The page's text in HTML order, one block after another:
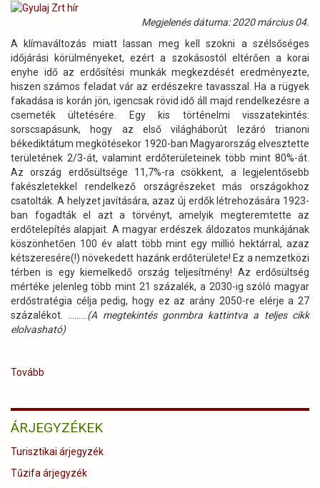
Megjelenés dátuma: 2020 március 04.
A klímaváltozás miatt lassan meg kell szokni a szélsőséges
időjárási körülményeket, ezért a szokásostól eltérően a korai
enyhe idő az erdősítési munkák megkezdését eredményezte,
hiszen számos feladat vár az erdészekre tavasszal. Ha a rügyek
fakadása is korán jön, igencsak rövid idő áll majd rendelkezésre a
csemeték ültetésére. Egy kis történelmi visszatekintés:
sorscsapásunk, hogy az első világháborút lezáró trianoni
békediktátum megkötésekor 1920-ban Magyarország elvesztette
területének 2/3-át, valamint erdőterületeinek több mint 80%-át.
Az ország erdősültsége 11,7%-ra csökkent, a legjelentősebb
fakészletekkel rendelkező országrészeket más országokhoz
csatolták. A helyzet javítására, azaz új erdők létrehozására 1923-
ban fogadták el azt a törvényt, amelyik megteremtette az
erdőtelepítés alapjait. A magyar erdészek áldozatos munkájának
köszönhetően 100 év alatt több mint egy millió hektárral, azaz
kétszeresére(!) növekedett hazánk erdőterülete! Ez a nemzetközi
térben is egy kiemelkedő ország teljesítmény! Az erdősültség
mértéke jelenleg több mint 21 százalék, a 2030-ig szóló magyar
erdőstratégia célja pedig, hogy ez az arány 2050-re elérje a 27
százalékot. ......... (A megtekintés gonmbra kattintva a teljes cikk
elolvasható)
Tovább
faültetési
a
Gyulaj
ÁRJEGYZÉKEK
Turisztikai árjegyzék
Tűzifa árjegyzék